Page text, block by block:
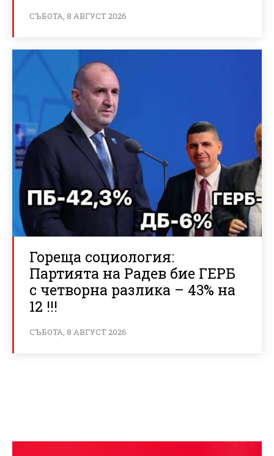
СЪБОТА, 8 АВГУСТ 2026
Гореща социология:
Партията на Радев бие ГЕРБ
с четворна разлика – 43% на
12 !!!
СЪБОТА, 8 АВГУСТ 2026